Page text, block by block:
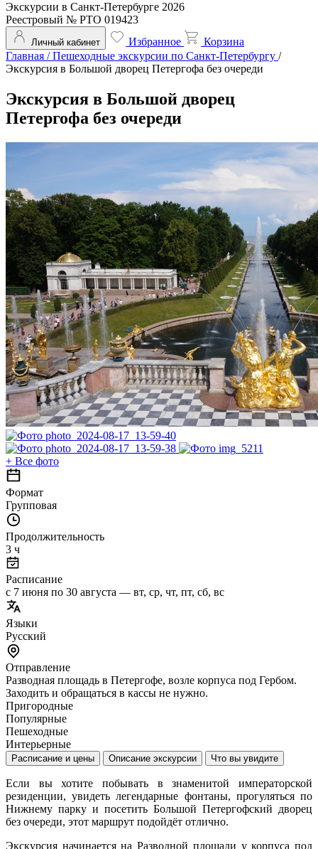
Экскурсии в Санкт-Петербурге 2026
Реестровый № РТО 019423
Личный кабинет Избранное
Корзина
Главная /Пешеходные экскурсии по Санкт-Петербургу /
Экскурсия в Большой дворец Петергофа без очереди
Экскурсия в Большой дворец
Петергофа без очереди
+ Все фото
Формат
Групповая
Продолжительность
3 ч
Расписание
с 7 июня по 30 августа — вт, ср, чт, пт, сб, вс
Языки
Русский
Отправление
Разводная площадь в Петергофе, возле корпуса под Гербом.
Заходить и обращаться в кассы не нужно.
Пригородные
Популярные
Пешеходные
Интерьерные
Расписание и цены Описание экскурсии Что вы увидите
Если вы хотите побывать в знаменитой императорской
резиденции, увидеть легендарные фонтаны, прогуляться по
Нижнему парку и посетить Большой Петергофский дворец
без очереди, этот маршрут подойдёт отлично.
Экскурсия начинается на Разводной площади у корпуса под